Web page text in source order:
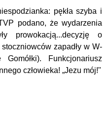
pękła szyba i
podano, że wydarzenia
prowokacją...decyzję o
zapadły w W-
Funkcjonariusz
człowieka! „Jezu mój!"